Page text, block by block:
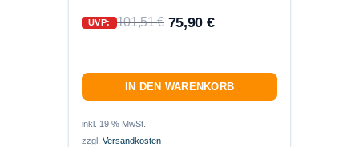
UVP: 101,51€ 75,90 €
IN DEN WARENKORB
inkl. 19 % MwSt.
zzgl. Versandkosten